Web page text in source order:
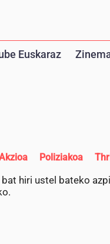
Euskaraz
Poliziakoa
hiri ustel bateko